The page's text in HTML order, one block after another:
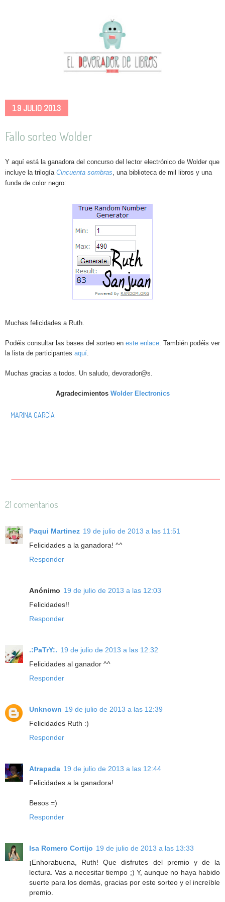
19 JULIO 2013
Fallo sorteo Wolder
Y aquí está la ganadora del concurso del lector electrónico de Wolder que
incluye la trilogía Cincuenta sombras, una biblioteca de mil libros y una
funda de color negro:
Muchas felicidades a Ruth.
Podéis consultar las bases del sorteo en este enlace. También podéis ver
la lista de participantes aquí.
Muchas gracias a todos. Un saludo, devorador@s.
Agradecimientos Wolder Electronics
MARINA GARCÍA
21 comentarios
Paqui Martinez 19 de julio de 2013 a las 11:51
Felicidades a la ganadora! ^^
Responder
Anónimo 19 de julio de 2013 a las 12:03
Felicidades!!
Responder
.:PaTrY:. 19 de julio de 2013 a las 12:32
Felicidades al ganador ^^
Responder
Unknown 19 de julio de 2013 a las 12:39
Felicidades Ruth :)
Responder
Atrapada 19 de julio de 2013 a las 12:44
Felicidades a la ganadora!
Besos =)
Responder
Isa Romero Cortijo 19 de julio de 2013 a las 13:33
¡Enhorabuena, Ruth! Que disfrutes del premio y de la
lectura. Vas a necesitar tiempo ;) Y, aunque no haya habido
suerte para los demás, gracias por este sorteo y el increíble
premio.